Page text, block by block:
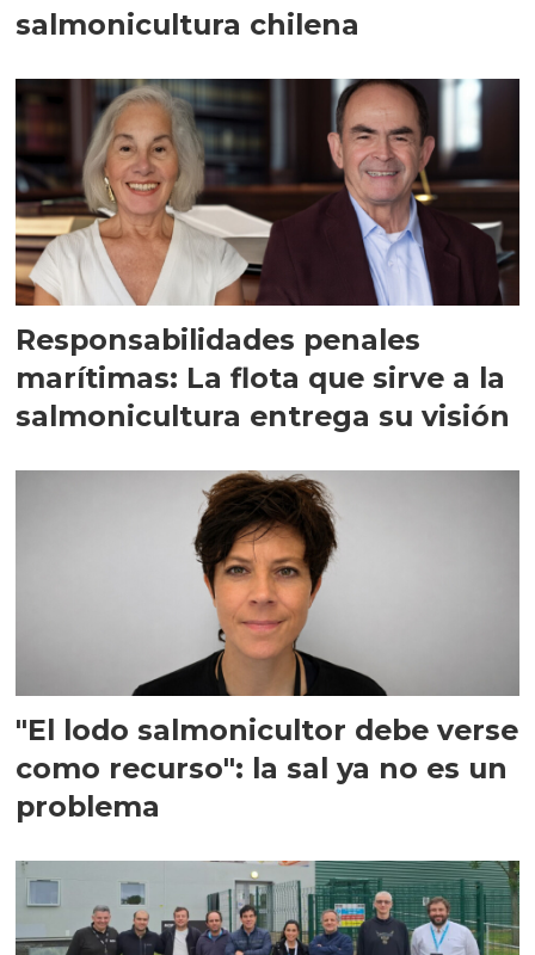
salmonicultura chilena
Responsabilidades penales
marítimas: La flota que sirve a la
salmonicultura entrega su visión
"El lodo salmonicultor debe verse
como recurso": la sal ya no es un
problema